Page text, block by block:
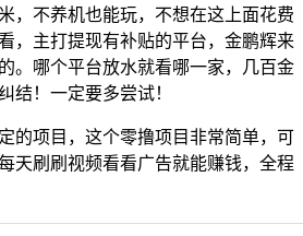
，不养机也能玩，不想在这上面花费
，主打提现有补贴的平台，金鹏辉来
。哪个平台放水就看哪一家，几百金
结！一定要多尝试！
的项目，这个零撸项目非常简单，可
天刷刷视频看看广告就能赚钱，全程